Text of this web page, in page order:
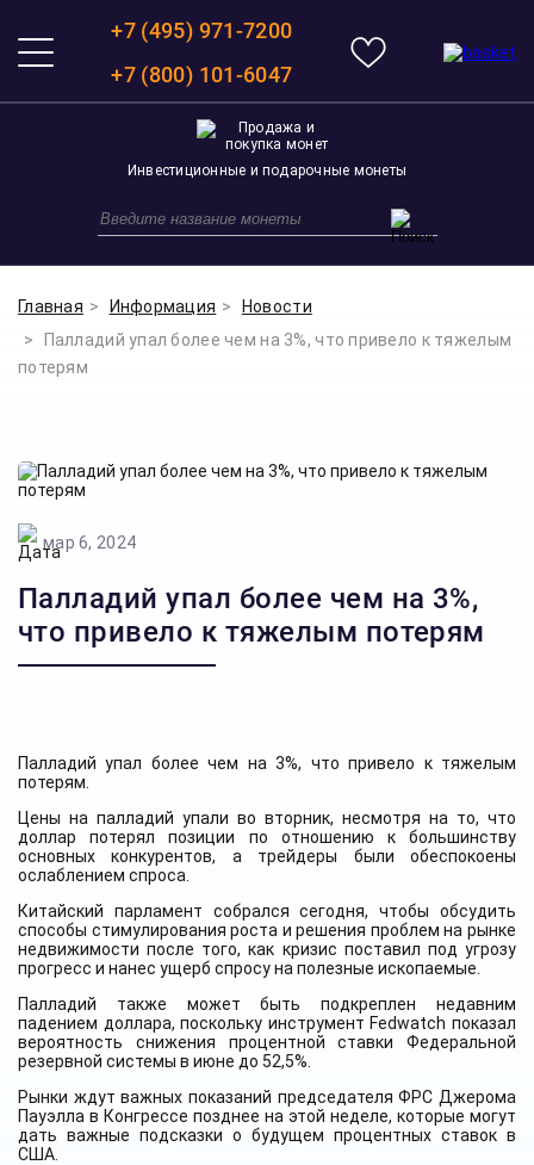
+7 (495) 971-7200
+7 (800) 101-6047
Инвестиционные и подарочные монеты
Главная Информация
Новости
Палладий упал более чем на 3%, что привело к тяжелым
потерям
мар 6, 2024
Палладий упал более чем на 3%,
что привело к тяжелым потерям
Палладий упал более чем на 3%, что привело к тяжелым
потерям.
Цены на палладий упали во вторник, несмотря на то, что
доллар потерял позиции по отношению к большинству
основных конкурентов, а трейдеры были обеспокоены
ослаблением спроса.
Китайский парламент собрался сегодня, чтобы обсудить
способы стимулирования роста и решения проблем на рынке
недвижимости после того, как кризис поставил под угрозу
прогресс и нанес ущерб спросу на полезные ископаемые.
Палладий также может быть подкреплен недавним
падением доллара, поскольку инструмент Fedwatch показал
вероятность снижения процентной ставки Федеральной
резервной системы в июне до 52,5%.
Рынки ждут важных показаний председателя ФРС Джерома
Пауэлла в Конгрессе позднее на этой неделе, которые могут
дать важные подсказки о будущем процентных ставок в
США.